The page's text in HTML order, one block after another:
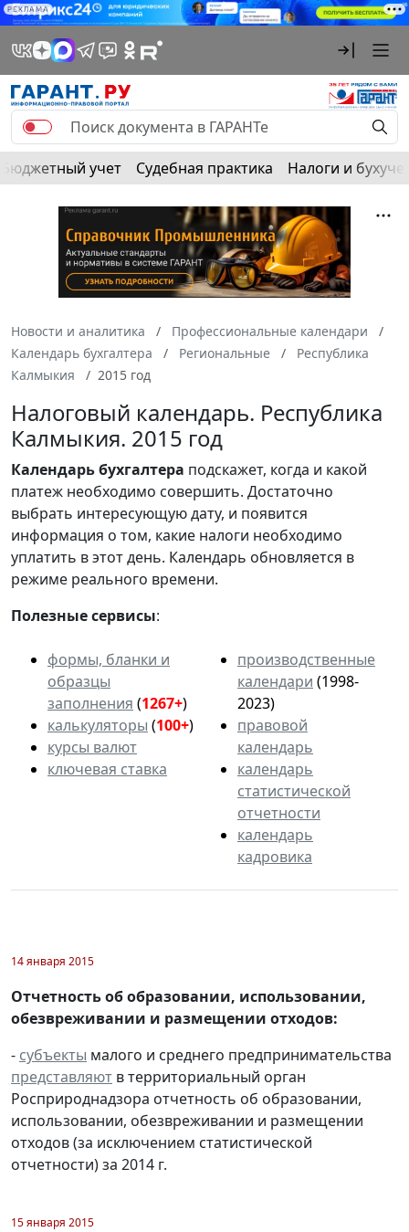
РЕКЛАМА
Бюджетный учет Судебная практика Налоги и
Новости и аналитика
Профессиональные календари
Календарь бухгалтера
Региональные
Республика
Калмыкия
2015 год
Налоговый календарь. Республика
Калмыкия. 2015 год
Календарьбухгалтера подскажет, когда и какой
платеж необходимо совершить. Достаточно
выбрать интересующую дату, и появится
информация о том, какие налоги необходимо
уплатить в этот день. Календарь обновляется в
режиме реального времени.
Полезные сервисы:
формы, бланки и
образцы
заполнения (1267+)
калькуляторы (100+)
курсы валют
ключевая ставка
производственные
календари (1998-
2023)
правовой
календарь
календарь
статистической
отчетности
календарь
кадровика
14 января 2015
Отчетность об образовании, использовании,
обезвреживании и размещении отходов:
- субъекты малого и среднего предпринимательства
представляют в территориальный орган
Росприроднадзора отчетность об образовании,
использовании, обезвреживании и размещении
отходов (за исключением статистической
отчетности) за 2014 г.
15 января 2015